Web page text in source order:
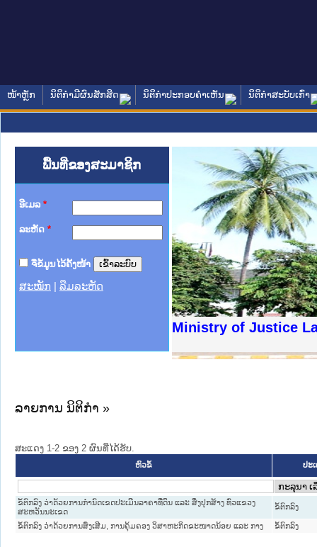
ໜ້າຫຼັກ ນິຕິກໍາມີຜົນສັກສິດ ນິຕິກໍາປະກອບຄໍາເຫັນ ນິຕິກໍາສະບັບເກົ່າ
ພື້ນທີ່ຂອງສະມາຊິກ
ອີເມລ *
ລະຫັດ *
ຈື່ຂໍ້ມູນໄວ້ຄັ້ງໜ້າ
ສະໝັກ ລືມລະຫັດ
Ministry of Justice
າຊົນ ພາກເໜືອ
ການ
ກາງ
ໃຕ້
ຕຳຫຼວດປະຊາຊົນ
ສັນຕິບານປະຊາຊົນ
ກເໜືອ
າຊົນ ພາກກາງ
ລາຍການ ນິຕິກໍາ »
ສະແດງ 1-2 ຂອງ 2 ຜົນທີ່ໄດ້ຮັບ.
ຫົວຂໍ້ ປະ
ຂໍ້ຕົກລົງ ວ່າດ້ວຍການກໍານົດເຂດປະເມີນລາຄາທີ່ດິນ ແລະ ສິ່ງປຸກສ້າງ ທົ່ວແຂວງ
ສະຫວັນນະເຂດ
ຂໍ້ຕົກລົງ
ຂໍ້ຕົກລົງ ວ່າດ້ວຍການສົ່ງເສີມ, ການຄຸ້ມຄອງ ວິສາຫະກິດຂະໜາດນ້ອຍ ແລະ ກາງ ຂໍ້ຕົກລົງ